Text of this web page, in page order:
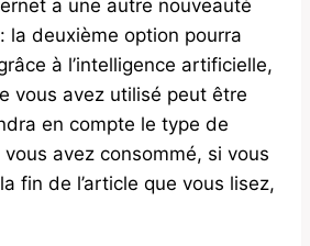
a une autre nouveauté
la deuxième option pourra
à l’intelligence artificielle,
vous avez utilisé peut être
en compte le type de
avez consommé, si vous
fin de l’article que vous lisez,